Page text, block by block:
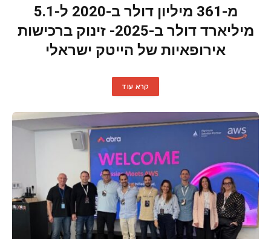
מ-361 מיליון דולר ב-2020 ל-5.1
מיליארד דולר ב-2025- זינוק ברכישות
אירופאיות של הייטק ישראלי
קרא עוד